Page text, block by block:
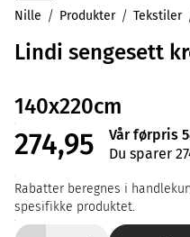
Nille Produkter Tekstiler
Lindi sengesett
140x220cm
274,95
Vår førpris
Du sparer
Rabatter beregnes i
spesifikke produktet.